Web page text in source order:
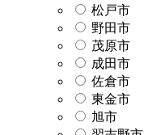
松戸市
野田市
茂原市
成田市
佐倉市
東金市
旭市